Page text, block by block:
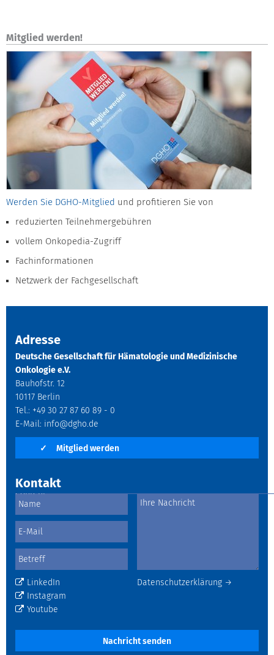
Mitglied werden!
Werden Sie DGHO-Mitglied und profitieren Sie von
reduzierten Teilnehmergebühren
vollem Onkopedia-Zugriff
Fachinformationen
Netzwerk der Fachgesellschaft
Adresse
Deutsche Gesellschaft für Hämatologie und Medizinische
Onkologie e.V.
Bauhofstr. 12
10117 Berlin
Tel.: +49 30 27 87 60 89 - 0
E-Mail: info@dgho.de
✓ Mitglied werden
Kontakt
Datenschutzerklärung →
LinkedIn
Instagram
Youtube
Nachricht senden